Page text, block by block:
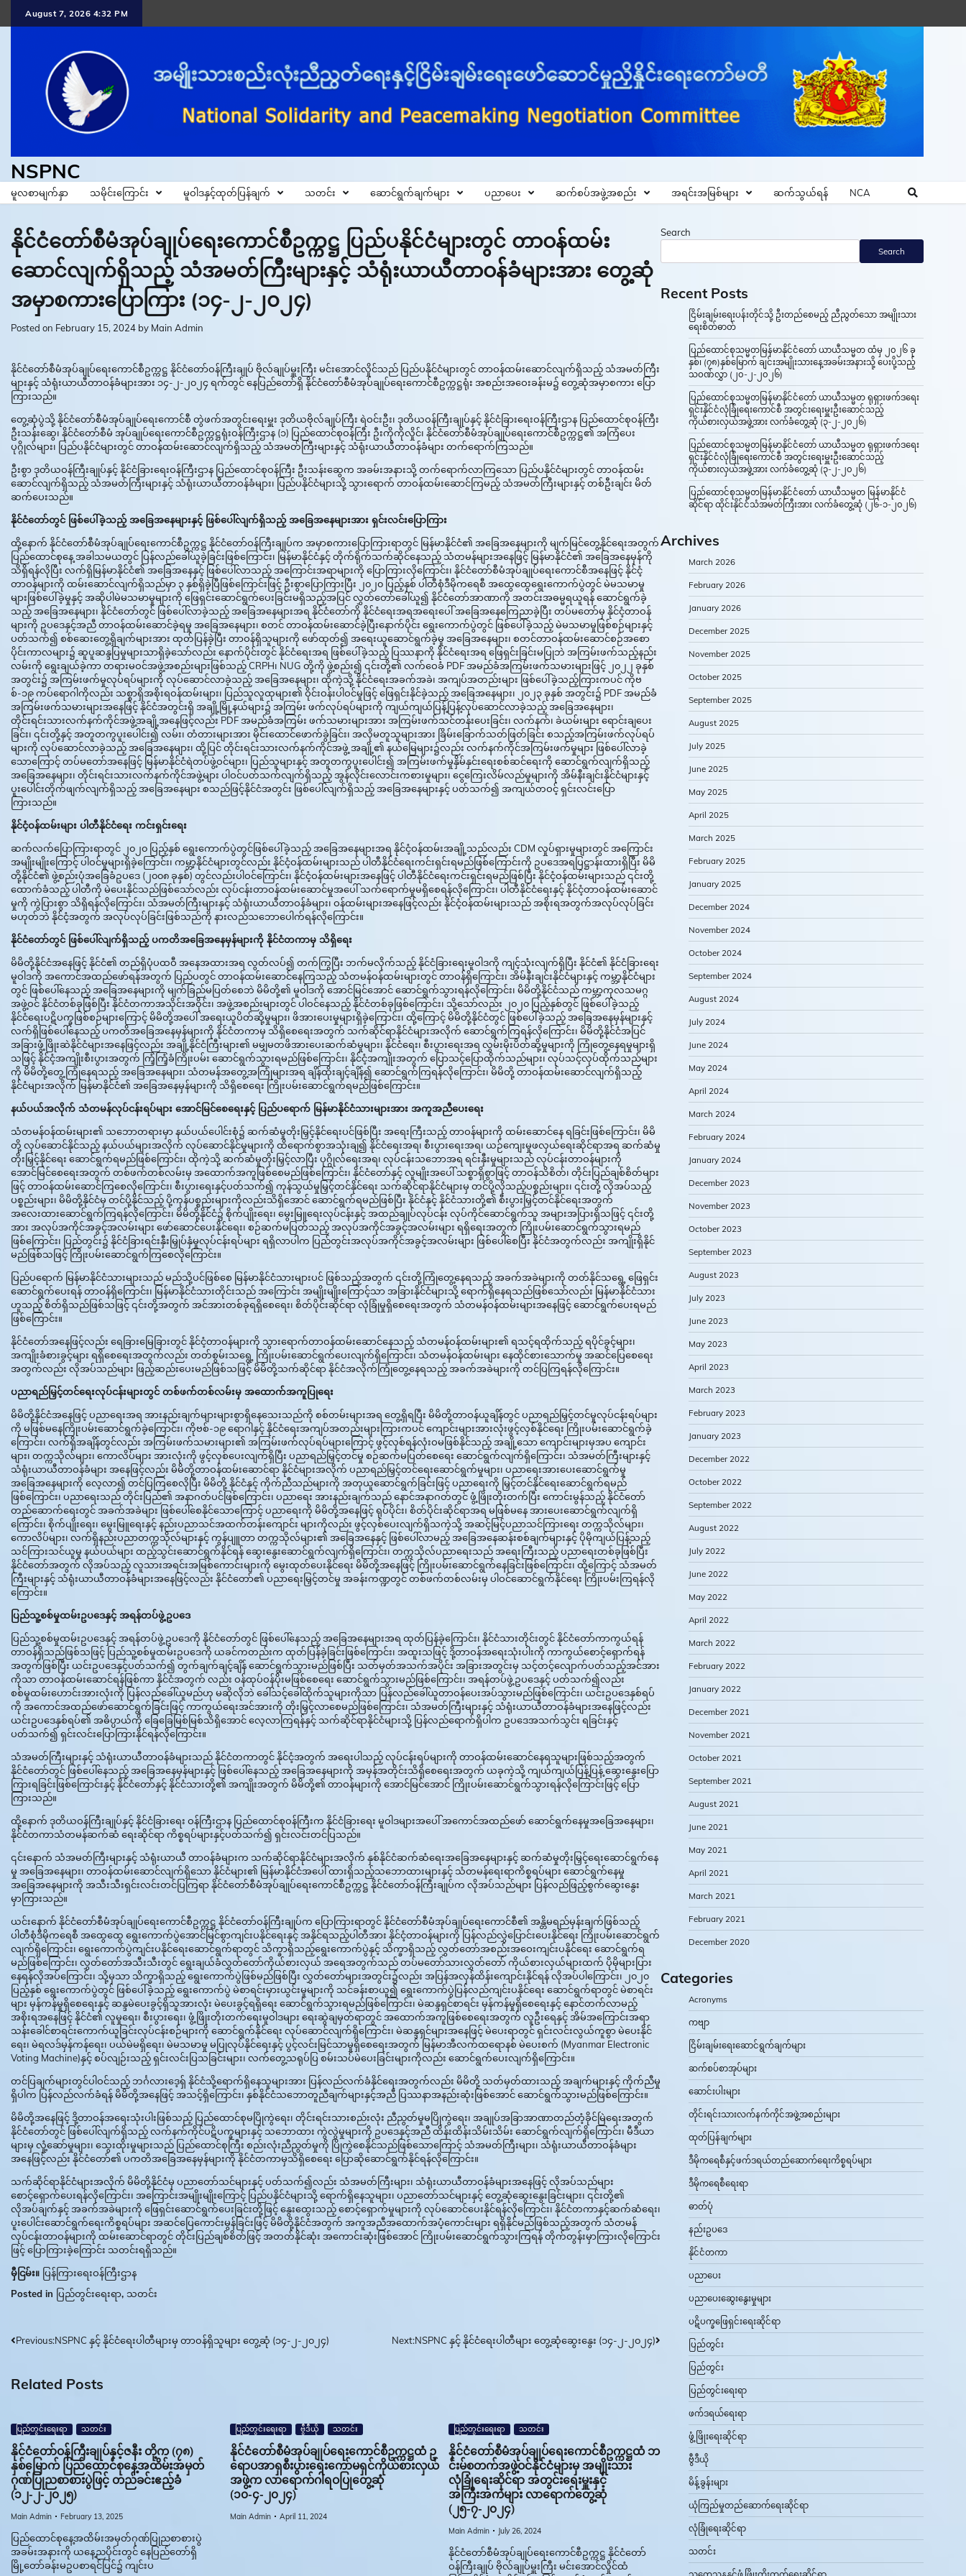
August 7, 2026 4:32 PM
NSPNC
မူလစာမျက်နှာ သမိုင်းကြောင်း မူဝါဒနှင့်ထုတ်ပြန်ချက် သတင်း ဆောင်ရွက်ချက်များ ပညာပေး ဆက်စပ်အဖွဲ့အစည်း အရင်းအမြစ်များ ဆက်သွယ်ရန် NCA
နိုင်ငံတော်စီမံအုပ်ချုပ်ရေးကောင်စီဥက္ကဋ္ဌ ပြည်ပနိုင်ငံများတွင် တာဝန်ထမ်း
ဆောင်လျက်ရှိသည့် သံအမတ်ကြီးများနှင့် သံရုံးယာယီတာဝန်ခံများအား တွေ့ဆုံ
အမှာစကားပြောကြား (၁၄-၂-၂၀၂၄)
Posted on February 15, 2024 by Main Admin
နိုင်ငံတော်စီမံအုပ်ချုပ်ရေးကောင်စီဥက္ကဋ္ဌ နိုင်ငံတော်ဝန်ကြီးချုပ် ဗိုလ်ချုပ်မှူးကြီး မင်းအောင်လှိုင်သည် ပြည်ပနိုင်ငံများတွင် တာဝန်ထမ်းဆောင်လျက်ရှိသည့် သံအမတ်ကြီး
များနှင့် သံရုံးယာယီတာဝန်ခံများအား ၁၄-၂-၂၀၂၄ ရက်တွင် နေပြည်တော်ရှိ နိုင်ငံတော်စီမံအုပ်ချုပ်ရေးကောင်စီဥက္ကဋ္ဌရုံး အစည်းအဝေးခန်းမ၌ တွေ့ဆုံအမှာစကား ပြော
ကြားသည်။
တွေ့ဆုံပွဲသို့ နိုင်ငံတော်စီမံအုပ်ချုပ်ရေးကောင်စီ တွဲဖက်အတွင်းရေးမှူး ဒုတိယဗိုလ်ချုပ်ကြီး ရဲဝင်းဦး၊ ဒုတိယဝန်ကြီးချုပ်နှင့် နိုင်ငံခြားရေးဝန်ကြီးဌာန ပြည်ထောင်စုဝန်ကြီး
ဦးသန်းဆွေ၊ နိုင်ငံတော်စီမံ အုပ်ချုပ်ရေးကောင်စီဥက္ကဋ္ဌရုံးဝန်ကြီးဌာန (၁) ပြည်ထောင်စုဝန်ကြီး ဦးကိုကိုလှိုင်၊ နိုင်ငံတော်စီမံအုပ်ချုပ်ရေးကောင်စီဥက္ကဋ္ဌ၏ အကြံပေး
ပုဂ္ဂိုလ်များ၊ ပြည်ပနိုင်ငံများတွင် တာဝန်ထမ်းဆောင်လျက်ရှိသည့် သံအမတ်ကြီးများနှင့် သံရုံးယာယီတာဝန်ခံများ တက်ရောက်ကြသည်။
ဦးစွာ ဒုတိယဝန်ကြီးချုပ်နှင့် နိုင်ငံခြားရေးဝန်ကြီးဌာန ပြည်ထောင်စုဝန်ကြီး ဦးသန်းဆွေက အခမ်းအနားသို့ တက်ရောက်လာကြသော ပြည်ပနိုင်ငံများတွင် တာဝန်ထမ်း
ဆောင်လျက်ရှိသည့် သံအမတ်ကြီးများနှင့် သံရုံးယာယီတာဝန်ခံများ၊ ပြည်ပနိုင်ငံများသို့ သွားရောက် တာဝန်ထမ်းဆောင်ကြမည့် သံအမတ်ကြီးများနှင့် တစ်ဦးချင်း မိတ်
ဆက်ပေးသည်။
နိုင်ငံတော်တွင် ဖြစ်ပေါ်ခဲ့သည့် အခြေအနေများနှင့် ဖြစ်ပေါ်လျက်ရှိသည့် အခြေအနေများအား ရှင်းလင်းပြောကြား
ထို့နောက် နိုင်ငံတော်စီမံအုပ်ချုပ်ရေးကောင်စီဥက္ကဋ္ဌ နိုင်ငံတော်ဝန်ကြီးချုပ်က အမှာစကားပြောကြားရာတွင် မြန်မာနိုင်ငံ၏ အခြေအနေများကို မျက်မြင်တွေ့နိုင်ရေးအတွက်
ပြည်ထောင်စုနေ့ အခါသမယတွင် ပြန်လည်ခေါ်ယူခဲ့ခြင်းဖြစ်ကြောင်း၊ မြန်မာနိုင်ငံနှင့် တိုက်ရိုက်သက်ဆိုင်နေသည့် သံတမန်များအနေဖြင့် မြန်မာနိုင်ငံ၏ အခြေအနေမှန်ကို
သိရှိရန်လိုပြီး လက်ရှိမြန်မာနိုင်ငံ၏ အခြေအနေနှင့် ဖြစ်ပေါ်လာသည့် အကြောင်းအရာများကို ပြောကြားလိုကြောင်း၊ နိုင်ငံတော်စီမံအုပ်ချုပ်ရေးကောင်စီအနေဖြင့် နိုင်ငံ့
တာဝန်များကို ထမ်းဆောင်လျက်ရှိသည်မှာ ၃ နှစ်ရှိခဲ့ပြီဖြစ်ကြောင်းဖြင့် ဦးစွာပြောကြားပြီး ၂၀၂၀ ပြည့်နှစ် ပါတီစုံဒီမိုကရေစီ အထွေထွေရွေးကောက်ပွဲတွင် မဲမသမာမှု
များဖြစ်ပေါ်ခဲ့မှုနှင့် အဆိုပါမဲမသမာမှုများကို ဖြေရှင်းဆောင်ရွက်ပေးခြင်းမရှိသည့်အပြင် လွှတ်တော်ခေါ်ယူ၍ နိုင်ငံတော်အာဏာကို အတင်းအဓမ္မရယူရန် ဆောင်ရွက်ခဲ့
သည့် အခြေအနေများ၊ နိုင်ငံတော်တွင် ဖြစ်ပေါ်လာခဲ့သည့် အခြေအနေများအရ နိုင်ငံတော်ကို နိုင်ငံရေးအရအရေးပေါ် အခြေအနေကြေညာခဲ့ပြီး တပ်မတော်မှ နိုင်ငံ့တာဝန်
များကို ဥပဒေနှင့်အညီ တာဝန်ထမ်းဆောင်ခဲ့ရမှု အခြေအနေများ၊ စတင် တာဝန်ထမ်းဆောင်ခဲ့ပြီးနောက်ပိုင်း ရွေးကောက်ပွဲတွင် ဖြစ်ပေါ်ခဲ့သည့် မဲမသမာမှုဖြစ်စဉ်များနှင့်
ပတ်သက်၍ စစ်ဆေးတွေ့ရှိချက်များအား ထုတ်ပြန်ခဲ့ပြီး တာဝန်ရှိသူများကို ဖော်ထုတ်၍ အရေးယူဆောင်ရွက်ခဲ့မှု အခြေအနေများ၊ စတင်တာဝန်ထမ်းဆောင်စဉ်အစော
ပိုင်းကာလများ၌ ဆူပူဆန္ဒပြမှုများသာရှိခဲ့သော်လည်း နောက်ပိုင်းတွင် နိုင်ငံရေးအရ ဖြစ်ပေါ်ခဲ့သည့် ပြဿနာကို နိုင်ငံရေးအရ ဖြေရှင်းခြင်းမပြုဘဲ အကြမ်းဖက်သည့်နည်း
လမ်းကို ရွေးချယ်ခဲ့ကာ တရားမဝင်အဖွဲ့အစည်းများဖြစ်သည့် CRPH၊ NUG တို့ကို ဖွဲ့စည်း၍ ၎င်းတို့၏ လက်ဝေခံ PDF အမည်ခံအကြမ်းဖက်သမားများဖြင့် ၂၀၂၂ ခုနှစ်
အတွင်း၌ အကြမ်းဖက်မှုလုပ်ရပ်များကို လုပ်ဆောင်လာခဲ့သည့် အခြေအနေများ၊ ထိုကဲ့သို့ နိုင်ငံရေးအခက်အခဲ၊ အကျပ်အတည်းများ ဖြစ်ပေါ်ခဲ့သည့်ကြားကပင် ကိုဗ
စ်-၁၉ ကပ်ရောဂါကိုလည်း သစ္စာရှိအစိုးရဝန်ထမ်းများ၊ ပြည်သူလူထုများ၏ ဝိုင်းဝန်းပါဝင်မှုဖြင့် ဖြေရှင်းနိုင်ခဲ့သည့် အခြေအနေများ၊ ၂၀၂၃ ခုနှစ် အတွင်း၌ PDF အမည်ခံ
အကြမ်းဖက်သမားများအနေဖြင့် နိုင်ငံအတွင်းရှိ အချို့မြို့နယ်များ၌ အကြမ်း ဖက်လုပ်ရပ်များကို ကျယ်ကျယ်ပြန့်ပြန့်လုပ်ဆောင်လာခဲ့သည့် အခြေအနေများ၊
တိုင်းရင်းသားလက်နက်ကိုင်အဖွဲ့အချို့အနေဖြင့်လည်း PDF အမည်ခံအကြမ်း ဖက်သမားများအား အကြမ်းဖက်သင်တန်းပေးခြင်း၊ လက်နက်၊ ခဲယမ်းများ ရောင်းချပေး
ခြင်း၊ ၎င်းတို့နှင့် အတူတကွပူးပေါင်း၍ လမ်း၊ တံတားများအား မိုင်းထောင်ဖောက်ခွဲခြင်း၊ အလိုမတူသူများအား ခြိမ်းခြောက်သတ်ဖြတ်ခြင်း စသည့်အကြမ်းဖက်လုပ်ရပ်
များကို လုပ်ဆောင်လာခဲ့သည့် အခြေအနေများ၊ ထို့ပြင် တိုင်းရင်းသားလက်နက်ကိုင်အဖွဲ့ အချို့၏ နယ်မြေများ၌လည်း လက်နက်ကိုင်အကြမ်းဖက်မှုများ ဖြစ်ပေါ်လာခဲ့
သောကြောင့် တပ်မတော်အနေဖြင့် မြန်မာနိုင်ငံရဲတပ်ဖွဲ့ဝင်များ၊ ပြည်သူများနှင့် အတူတကွပူးပေါင်း၍ အကြမ်းဖက်မှုနှိမ်နှင်းရေးစစ်ဆင်ရေးကို ဆောင်ရွက်လျက်ရှိသည့်
အခြေအနေများ၊ တိုင်းရင်းသားလက်နက်ကိုင်အဖွဲ့များ ပါဝင်ပတ်သက်လျက်ရှိသည့် အွန်လိုင်းလောင်းကစားမှုများ၊ ငွေကြေးလိမ်လည်မှုများကို အိမ်နီးချင်းနိုင်ငံများနှင့်
ပူးပေါင်းတိုက်ဖျက်လျက်ရှိသည့် အခြေအနေများ စသည်ဖြင့်နိုင်ငံအတွင်း ဖြစ်ပေါ်လျက်ရှိသည့် အခြေအနေများနှင့် ပတ်သက်၍ အကျယ်တဝင့် ရှင်းလင်းပြော
ကြားသည်။
နိုင်ငံ့ဝန်ထမ်းများ ပါတီနိုင်ငံရေး ကင်းရှင်းရေး
ဆက်လက်ပြောကြားရာတွင် ၂၀၂၀ ပြည့်နှစ် ရွေးကောက်ပွဲတွင်ဖြစ်ပေါ်ခဲ့သည့် အခြေအနေများအရ နိုင်ငံ့ဝန်ထမ်းအချို့သည်လည်း CDM လှုပ်ရှားမှုများတွင် အကြောင်း
အမျိုးမျိုးကြောင့် ပါဝင်မှုများရှိခဲ့ကြောင်း၊ ကမ္ဘာ့နိုင်ငံများတွင်လည်း နိုင်ငံ့ဝန်ထမ်းများသည် ပါတီနိုင်ငံရေးကင်းရှင်းရမည်ဖြစ်ကြောင်းကို ဥပဒေအရပြဋ္ဌာန်းထားရှိပြီး မိမိ
တို့နိုင်ငံ၏ ဖွဲ့စည်းပုံအခြေခံဥပဒေ (၂၀၀၈ ခုနှစ်) တွင်လည်းပါဝင်ကြောင်း၊ နိုင်ငံ့ဝန်ထမ်းများအနေဖြင့် ပါတီနိုင်ငံရေးကင်းရှင်းရမည်ဖြစ်ပြီး နိုင်ငံ့ဝန်ထမ်းများသည် ၎င်းတို့
ထောက်ခံသည့် ပါတီကို မဲပေးနိုင်သည်ဖြစ်သော်လည်း လုပ်ငန်းတာဝန်ထမ်းဆောင်မှုအပေါ် သက်ရောက်မှုမရှိစေရန်လိုကြောင်း၊ ပါတီနိုင်ငံရေးနှင့် နိုင်ငံ့တာဝန်ထမ်းဆောင်
မှုကို ကွဲပြားစွာ သိရှိရန်လိုကြောင်း၊ သံအမတ်ကြီးများနှင့် သံရုံးယာယီတာဝန်ခံများ၊ ဝန်ထမ်းများအနေဖြင့်လည်း နိုင်ငံ့ဝန်ထမ်းများသည် အစိုးရအတွက်အလုပ်လုပ်ခြင်း
မဟုတ်ဘဲ နိုင်ငံ့အတွက် အလုပ်လုပ်ခြင်းဖြစ်သည်ကို နားလည်သဘောပေါက်ရန်လိုကြောင်း။
နိုင်ငံတော်တွင် ဖြစ်ပေါ်လျက်ရှိသည့် ပကတိအခြေအနေမှန်များကို နိုင်ငံတကာမှ သိရှိရေး
မိမိတို့နိုင်ငံအနေဖြင့် နိုင်ငံ၏ တည်ရှိပုံပထဝီ အနေအထားအရ လွတ်လပ်၍ တက်ကြွပြီး ဘက်မလိုက်သည့် နိုင်ငံခြားရေးမူဝါဒကို ကျင့်သုံးလျက်ရှိပြီး နိုင်ငံ၏ နိုင်ငံခြားရေး
မူဝါဒကို အကောင်အထည်ဖော်ရန်အတွက် ပြည်ပတွင် တာဝန်ထမ်းဆောင်နေကြသည့် သံတမန်ဝန်ထမ်းများတွင် တာဝန်ရှိကြောင်း၊ အိမ်နီးချင်းနိုင်ငံများနှင့် ကမ္ဘာ့နိုင်ငံများ
တွင် ဖြစ်ပေါ်နေသည့် အခြေအနေများကို မျက်ခြည်မပြတ်စေဘဲ မိမိတို့၏ မူဝါဒကို အောင်မြင်အောင် ဆောင်ရွက်သွားရန်လိုကြောင်း၊ မိမိတို့နိုင်ငံသည် ကမ္ဘာ့ကုလသမဂ္ဂ
အဖွဲ့ဝင် နိုင်ငံတစ်ခုဖြစ်ပြီး နိုင်ငံတကာအသိုင်းအဝိုင်း၊ အဖွဲ့အစည်းများတွင် ပါဝင်နေသည့် နိုင်ငံတစ်ခုဖြစ်ကြောင်း၊ သို့သော်လည်း ၂၀၂၀ ပြည့်နှစ်တွင် ဖြစ်ပေါ်ခဲ့သည့်
နိုင်ငံရေးပဋိပက္ခဖြစ်စဉ်များကြောင့် မိမိတို့အပေါ် အရေးယူပိတ်ဆို့မှုများ၊ ဖိအားပေးမှုများရှိခဲ့ကြောင်း၊ ထို့ကြောင့် မိမိတို့နိုင်ငံတွင် ဖြစ်ပေါ်ခဲ့သည့် အခြေအနေမှန်များနှင့်
လက်ရှိဖြစ်ပေါ်နေသည့် ပကတိအခြေအနေမှန်များကို နိုင်ငံတကာမှ သိရှိစေရေးအတွက် သက်ဆိုင်ရာနိုင်ငံများအလိုက် ဆောင်ရွက်ကြရန်လိုကြောင်း၊ မိမိတို့နိုင်ငံအပြင်
အခြားဖွံ့ဖြိုးဆဲနိုင်ငံများအနေဖြင့်လည်း အချို့နိုင်ငံကြီးများ၏ မမျှမတဖိအားပေးဆက်ဆံမှုများ၊ နိုင်ငံရေး၊ စီးပွားရေးအရ လွှမ်းမိုးပိတ်ဆို့မှုများကို ကြုံတွေ့နေရမှုများရှိ
သဖြင့် နိုင်ငံ့အကျိုးစီးပွားအတွက် ကြံ့ကြံ့ခံကြိုးပမ်း ဆောင်ရွက်သွားရမည်ဖြစ်ကြောင်း၊ နိုင်ငံ့အကျိုးအတွက် ပြောသင့်ပြောထိုက်သည်များ၊ လုပ်သင့်လုပ်ထိုက်သည်များ
ကို မိမိတို့တွေ့ကြုံနေရသည့် အခြေအနေများ၊ သံတမန်အတွေ့အကြုံများအရ ချိန်ထိုးချင့်ချိန်၍ ဆောင်ရွက်ကြရန်လိုကြောင်း၊ မိမိတို့ တာဝန်ထမ်းဆောင်လျက်ရှိသည့်
နိုင်ငံများအလိုက် မြန်မာနိုင်ငံ၏ အခြေအနေမှန်များကို သိရှိစေရေး ကြိုးပမ်းဆောင်ရွက်ရမည်ဖြစ်ကြောင်း။
နယ်ပယ်အလိုက် သံတမန်လုပ်ငန်းရပ်များ အောင်မြင်စေရေးနှင့် ပြည်ပရောက် မြန်မာနိုင်ငံသားများအား အကူအညီပေးရေး
သံတမန်ဝန်ထမ်းများ၏ သဘောတရားမှာ နယ်ပယ်ပေါင်းစုံ၌ ဆက်ဆံမှုတိုးမြှင့်နိုင်ရေးပင်ဖြစ်ပြီး အရေးကြီးသည့် တာဝန်များကို ထမ်းဆောင်နေ ရခြင်းဖြစ်ကြောင်း၊ မိမိ
တို့ လုပ်ဆောင်နိုင်သည့် နယ်ပယ်များအလိုက် လုပ်ဆောင်နိုင်မှုများကို ထိရောက်စွာအသုံးချ၍ နိုင်ငံရေးအရ၊ စီးပွားရေးအရ၊ ယဉ်ကျေးမှုဖလှယ်ရေးဆိုင်ရာအရ ဆက်ဆံမှု
တိုးမြှင့်နိုင်ရေး ဆောင်ရွက်ရမည်ဖြစ်ကြောင်း၊ ထိုကဲ့သို့ ဆက်ဆံမှုတိုးမြှင့်လာပြီး ပုဂ္ဂိုလ်ရေးအရ၊ လုပ်ငန်းသဘောအရ ရင်းနှီးမှုများသည် လုပ်ငန်းတာဝန်များကို
အောင်မြင်စေရေးအတွက် တစ်ဖက်တစ်လမ်းမှ အထောက်အကူဖြစ်စေမည်ဖြစ်ကြောင်း၊ နိုင်ငံတော်နှင့် လူမျိုးအပေါ် သစ္စာရှိစွာဖြင့် တာဝန်သိစိတ်၊ တိုင်းပြည်ချစ်စိတ်များ
ဖြင့် တာဝန်ထမ်းဆောင်ကြစေလိုကြောင်း၊ စီးပွားရေးနှင့်ပတ်သက်၍ ကုန်သွယ်မှုမြှင့်တင်နိုင်ရေး သက်ဆိုင်ရာနိုင်ငံများမှ တင်ပို့လိုသည့်ပစ္စည်းများ၊ ၎င်းတို့ လိုအပ်သည့်
ပစ္စည်းများ၊ မိမိတို့နိုင်ငံမှ တင်ပို့နိုင်သည့် ပို့ကုန်ပစ္စည်းများကိုလည်းသိရှိအောင် ဆောင်ရွက်ရမည်ဖြစ်ပြီး နိုင်ငံနှင့် နိုင်ငံသားတို့၏ စီးပွားမြှင့်တင်နိုင်ရေးအတွက်
အလေးထားဆောင်ရွက်ကြရန်လိုကြောင်း၊ မိမိတို့နိုင်ငံ၌ စိုက်ပျိုးရေး၊ မွေးမြူရေးလုပ်ငန်းနှင့် အထည်ချုပ်လုပ်ငန်း လုပ်ကိုင်ဆောင်ရွက်သူ အများအပြားရှိသဖြင့် ၎င်းတို့
အား အလုပ်အကိုင်အခွင့်အလမ်းများ ဖော်ဆောင်ပေးနိုင်ရေး၊ စဉ်ဆက်မပြတ်သည့် အလုပ်အကိုင်အခွင့်အလမ်းများ ရရှိရေးအတွက် ကြိုးပမ်းဆောင်ရွက်သွားရမည်
ဖြစ်ကြောင်း၊ ပြည်တွင်း၌ နိုင်ငံခြားရင်းနှီးမြှုပ်နှံမှုလုပ်ငန်းရပ်များ ရရှိလာပါက ပြည်တွင်းအလုပ်အကိုင်အခွင့်အလမ်းများ ဖြစ်ပေါ်စေပြီး နိုင်ငံအတွက်လည်း အကျိုးရှိနိုင်
မည်ဖြစ်သဖြင့် ကြိုးပမ်းဆောင်ရွက်ကြစေလိုကြောင်း။
ပြည်ပရောက် မြန်မာနိုင်ငံသားများသည် မည်သို့ပင်ဖြစ်စေ မြန်မာနိုင်ငံသားများပင် ဖြစ်သည့်အတွက် ၎င်းတို့ကြုံတွေ့နေရသည့် အခက်အခဲများကို တတ်နိုင်သရွေ့ ဖြေရှင်း
ဆောင်ရွက်ပေးရန် တာဝန်ရှိကြောင်း၊ မြန်မာနိုင်ငံသားတိုင်းသည် အကြောင်း အမျိုးမျိုးကြောင့်သာ အခြားနိုင်ငံများသို့ ရောက်ရှိနေရသည်ဖြစ်သော်လည်း မြန်မာနိုင်ငံသား
ဟူသည့် စိတ်ရှိသည်ဖြစ်သဖြင့် ၎င်းတို့အတွက် အင်အားတစ်ခုရရှိစေရေး၊ စိတ်ပိုင်းဆိုင်ရာ လုံခြုံမှုရှိစေရေးအတွက် သံတမန်ဝန်ထမ်းများအနေဖြင့် ဆောင်ရွက်ပေးရမည်
ဖြစ်ကြောင်း။
နိုင်ငံတော်အနေဖြင့်လည်း ရေခြားမြေခြားတွင် နိုင်ငံ့တာဝန်များကို သွားရောက်တာဝန်ထမ်းဆောင်နေသည့် သံတမန်ဝန်ထမ်းများ၏ ရသင့်ရထိုက်သည့် ရပိုင်ခွင့်များ၊
အကျိုးခံစားခွင့်များ ရရှိစေရေးအတွက်လည်း တတ်စွမ်းသရွေ့ ကြိုးပမ်းဆောင်ရွက်ပေးလျက်ရှိကြောင်း၊ သံတမန်ဝန်ထမ်းများ နေထိုင်စားသောက်မှု အဆင်ပြေစေရေး
အတွက်လည်း လိုအပ်သည်များ ဖြည့်ဆည်းပေးမည်ဖြစ်သဖြင့် မိမိတို့သက်ဆိုင်ရာ နိုင်ငံအလိုက်ကြုံတွေ့နေရသည့် အခက်အခဲများကို တင်ပြကြရန်လိုကြောင်း။
ပညာရည်မြှင့်တင်ရေးလုပ်ငန်းများတွင် တစ်ဖက်တစ်လမ်းမှ အထောက်အကူပြုရေး
မိမိတို့နိုင်ငံအနေဖြင့် ပညာရေးအရ အားနည်းချက်များများစွာရှိနေသေးသည်ကို စစ်တမ်းများအရ တွေ့ရှိရပြီး မိမိတို့တာဝန်ယူချိန်တွင် ပညာရည်မြှင့်တင်မှုလုပ်ငန်းရပ်များ
ကို မဖြစ်မနေကြိုးပမ်းဆောင်ရွက်ခဲ့ကြောင်း၊ ကိုဗစ်-၁၉ ရောဂါနှင့် နိုင်ငံရေးအကျပ်အတည်းများကြားကပင် ကျောင်းများအားလုံးဖွင့်လှစ်နိုင်ရေး ကြိုးပမ်းဆောင်ရွက်ခဲ့
ကြောင်း၊ လက်ရှိအချိန်တွင်လည်း အကြမ်းဖက်သမားများ၏ အကြမ်းဖက်လုပ်ရပ်များကြောင့် ဖွင့်လှစ်ရန်လုံးဝမဖြစ်နိုင်သည့် အချို့သော ကျောင်းများမှအပ ကျောင်း
များ၊ တက္ကသိုလ်များ၊ ကောလိပ်များ အားလုံးကို ဖွင့်လှစ်ပေးလျက်ရှိပြီး ပညာရည်မြှင့်တင်မှု စဉ်ဆက်မပြတ်စေရေး ဆောင်ရွက်လျက်ရှိကြောင်း၊ သံအမတ်ကြီးများနှင့်
သံရုံးယာယီတာဝန်ခံများ အနေဖြင့်လည်း မိမိတို့တာဝန်ထမ်းဆောင်ရာ နိုင်ငံများအလိုက် ပညာရည်မြှင့်တင်ရေးဆောင်ရွက်မှုများ၊ ပညာရေးအားပေးဆောင်ရွက်မှု
အခြေအနေများကို လေ့လာ၍ တင်ပြကြစေလိုပြီး မိမိတို့ နိုင်ငံနှင့် ကိုက်ညီသည်များကို အတုယူဆောင်ရွက်ခြင်းဖြင့် ပညာရေးကို မြှင့်တင်နိုင်ရေးဆောင်ရွက်ရမည်
ဖြစ်ကြောင်း၊ ပညာရေးသည် တိုင်းပြည်၏ အနာဂတ်ပင်ဖြစ်ကြောင်း၊ ပညာရေး အားနည်းချက်သည် နောင်အနာဂတ်တွင် ဖွံ့ဖြိုးတိုးတက်ပြီး ကောင်းမွန်သည့် နိုင်ငံတော်
တည်ဆောက်ရေးတွင် အခက်အခဲများ ဖြစ်ပေါ်စေနိုင်သောကြောင့် ပညာရေးကို မိမိတို့အနေဖြင့် ရုပ်ပိုင်း၊ စိတ်ပိုင်းဆိုင်ရာအရ မဖြစ်မနေ အားပေးဆောင်ရွက်လျက်ရှိ
ကြောင်း၊ စိုက်ပျိုးရေး၊ မွေးမြူရေးနှင့် နည်းပညာသင်အထက်တန်းကျောင်း များကိုလည်း ဖွင့်လှစ်ပေးလျက်ရှိသကဲ့သို့ အဆင့်မြင့်ပညာသင်ကြားရေး တက္ကသိုလ်များ၊
ကောလိပ်များ၊ လက်ရှိနည်းပညာတက္ကသိုလ်များနှင့် ကွန်ပျူတာ တက္ကသိုလ်များ၏ အခြေအနေနှင့် ဖြစ်ပေါ်လာမည့် အခြေအနေဆန်းစစ်ချက်များနှင့် ပိုမိုကျယ်ပြန့်သည့်
သင်ကြားသင်ယူမှု နယ်ပယ်များ ထည့်သွင်းဆောင်ရွက်နိုင်ရန် ဆွေးနွေးဆောင်ရွက်လျက်ရှိကြောင်း၊ တက္ကသိုလ်ပညာရေးသည် အရေးကြီးသည့် ပညာရေးတစ်ခုဖြစ်ပြီး
နိုင်ငံတော်အတွက် လိုအပ်သည့် လူသားအရင်းအမြစ်ကောင်းများကို မွေးထုတ်ပေးနိုင်ရေး မိမိတို့အနေဖြင့် ကြိုးပမ်းဆောင်ရွက်နေခြင်းဖြစ်ကြောင်း၊ ထို့ကြောင့် သံအမတ်
ကြီးများနှင့် သံရုံးယာယီတာဝန်ခံများအနေဖြင့်လည်း နိုင်ငံတော်၏ ပညာရေးမြှင့်တင်မှု အခန်းကဏ္ဍတွင် တစ်ဖက်တစ်လမ်းမှ ပါဝင်ဆောင်ရွက်နိုင်ရေး ကြိုးပမ်းကြရန်လို
ကြောင်း။
ပြည်သူ့စစ်မှုထမ်းဥပဒေနှင့် အရန်တပ်ဖွဲ့ဥပဒေ
ပြည်သူ့စစ်မှုထမ်းဥပဒေနှင့် အရန်တပ်ဖွဲ့ဥပဒေကို နိုင်ငံတော်တွင် ဖြစ်ပေါ်နေသည့် အခြေအနေများအရ ထုတ်ပြန်ခဲ့ကြောင်း၊ နိုင်ငံသားတိုင်းတွင် နိုင်ငံတော်ကာကွယ်ရန်
တာဝန်ရှိသည်ဖြစ်သဖြင့် ပြည်သူ့စစ်မှုထမ်းဥပဒေကို ယခင်ကတည်းက ထုတ်ပြန်ခဲ့ခြင်းဖြစ်ကြောင်း၊ အထူးသဖြင့် ဒို့တာဝန်အရေးသုံးပါးကို ကာကွယ်စောင့်ရှောက်ရန်
အတွက်ဖြစ်ပြီး ယင်းဥပဒေနှင့်ပတ်သက်၍ တွက်ချက်ချင့်ချိန် ဆောင်ရွက်သွားမည်ဖြစ်ပြီး သတ်မှတ်အသက်အပိုင်း အခြားအတွင်းမှ သင့်တင့်လျောက်ပတ်သည့်အင်အား
ကိုသာ တာဝန်ထမ်းဆောင်ရန်ဖြစ်ကာ နိုင်ငံအတွက် လည်း ဝန်ထုပ်ဝန်ပိုးမဖြစ်စေရေး ဆောင်ရွက်သွားမည်ဖြစ်ကြောင်း၊ အရန်တပ်ဖွဲ့ဥပဒေနှင့် ပတ်သက်၍လည်း
စစ်မှုထမ်းဟောင်းအားလုံးကို ပြန်လည်ခေါ်ယူမည်ဟု မဆိုလိုဘဲ ခေါ်သင့်ခေါ်ထိုက်သူများကိုသာ ပြန်လည်ခေါ်ယူတာဝန်ပေးအပ်သွားမည်ဖြစ်ကြောင်း၊ ယင်းဥပဒေနှစ်ရပ်
ကို အကောင်အထည်ဖော်ဆောင်ရွက်ခြင်းဖြင့် ကာကွယ်ရေးအင်အားကို တိုးမြှင့်လာစေမည်ဖြစ်ကြောင်း၊ သံအမတ်ကြီးများနှင့် သံရုံးယာယီတာဝန်ခံများအနေဖြင့်လည်း
ယင်းဥပဒေနှစ်ရပ်၏ အဓိပ္ပာယ်ကို ခြေခြေမြစ်မြစ်သိရှိအောင် လေ့လာကြရန်နှင့် သက်ဆိုင်ရာနိုင်ငံများသို့ ပြန်လည်ရောက်ရှိပါက ဥပဒေအသက်သွင်း ရခြင်းနှင့်
ပတ်သက်၍ ရှင်းလင်းပြောကြားနိုင်ရန်လိုကြောင်း။
သံအမတ်ကြီးများနှင့် သံရုံးယာယီတာဝန်ခံများသည် နိုင်ငံတကာတွင် နိုင်ငံ့အတွက် အရေးပါသည့် လုပ်ငန်းရပ်များကို တာဝန်ထမ်းဆောင်နေရသူများဖြစ်သည့်အတွက်
နိုင်ငံတော်တွင် ဖြစ်ပေါ်နေသည့် အခြေအနေမှန်များနှင့် ဖြစ်ပေါ်နေသည့် အခြေအနေများကို အမှန်အတိုင်းသိရှိစေရေးအတွက် ယခုကဲ့သို့ ကျယ်ကျယ်ပြန့်ပြန့် ဆွေးနွေးပြော
ကြားရခြင်းဖြစ်ကြောင်းနှင့် နိုင်ငံတော်နှင့် နိုင်ငံသားတို့၏ အကျိုးအတွက် မိမိတို့၏ တာဝန်များကို အောင်မြင်အောင် ကြိုးပမ်းဆောင်ရွက်သွားရန်လိုကြောင်းဖြင့် ပြော
ကြားသည်။
ထို့နောက် ဒုတိယဝန်ကြီးချုပ်နှင့် နိုင်ငံခြားရေး ဝန်ကြီးဌာန ပြည်ထောင်စုဝန်ကြီးက နိုင်ငံခြားရေး မူဝါဒများအပေါ် အကောင်အထည်ဖော် ဆောင်ရွက်နေမှုအခြေအနေများ၊
နိုင်ငံတကာသံတမန်ဆက်ဆံ ရေးဆိုင်ရာ ကိစ္စရပ်များနှင့်ပတ်သက်၍ ရှင်းလင်းတင်ပြသည်။
၎င်းနောက် သံအမတ်ကြီးများနှင့် သံရုံးယာယီ တာဝန်ခံများက သက်ဆိုင်ရာနိုင်ငံများအလိုက် နှစ်နိုင်ငံဆက်ဆံရေးအခြေအနေများနှင့် ဆက်ဆံမှုတိုးမြှင့်ရေးဆောင်ရွက်နေ
မှု အခြေအနေများ၊ တာဝန်ထမ်းဆောင်လျက်ရှိသော နိုင်ငံများ၏ မြန်မာနိုင်ငံအပေါ် ထားရှိသည့်သဘောထားများနှင့် သံတမန်ရေးရာကိစ္စရပ်များ ဆောင်ရွက်နေမှု
အခြေအနေများကို အသီးသီးရှင်းလင်းတင်ပြကြရာ နိုင်ငံတော်စီမံအုပ်ချုပ်ရေးကောင်စီဥက္ကဋ္ဌ နိုင်ငံတော်ဝန်ကြီးချုပ်က လိုအပ်သည်များ ပြန်လည်ဖြည့်စွက်ဆွေးနွေး
မှာကြားသည်။
ယင်းနောက် နိုင်ငံတော်စီမံအုပ်ချုပ်ရေးကောင်စီဥက္ကဋ္ဌ နိုင်ငံတော်ဝန်ကြီးချုပ်က ပြောကြားရာတွင် နိုင်ငံတော်စီမံအုပ်ချုပ်ရေးကောင်စီ၏ အန္တိမရည်မှန်းချက်ဖြစ်သည့်
ပါတီစုံဒီမိုကရေစီ အထွေထွေ ရွေးကောက်ပွဲအောင်မြင်စွာကျင်းပနိုင်ရေးနှင့် အနိုင်ရသည့်ပါတီအား နိုင်ငံ့တာဝန်များကို ပြန်လည်လွှဲပြောင်းပေးနိုင်ရေး ကြိုးပမ်းဆောင်ရွက်
လျက်ရှိကြောင်း၊ ရွေးကောက်ပွဲကျင်းပနိုင်ရေးဆောင်ရွက်ရာတွင် သိက္ခာရှိသည့်ရွေးကောက်ပွဲနှင့် သိက္ခာရှိသည့် လွှတ်တော်အစည်းအဝေးကျင်းပနိုင်ရေး ဆောင်ရွက်ရ
မည်ဖြစ်ကြောင်း၊ လွှတ်တော်အသီးသီးတွင် ရွေးချယ်ခံလွှတ်တော်ကိုယ်စားလှယ် အရေအတွက်သည် တပ်မတော်သားလွှတ်တော် ကိုယ်စားလှယ်များထက် ပိုမိုများပြား
နေရန်လိုအပ်ကြောင်း၊ သို့မှသာ သိက္ခာရှိသည့် ရွေးကောက်ပွဲဖြစ်မည်ဖြစ်ပြီး လွှတ်တော်များအတွင်း၌လည်း အပြန်အလှန်ထိန်းကျောင်းနိုင်ရန် လိုအပ်ပါကြောင်း၊ ၂၀၂၀
ပြည့်နှစ် ရွေးကောက်ပွဲတွင် ဖြစ်ပေါ်ခဲ့သည့် ရွေးကောက်ပွဲ မဲစာရင်းမှားယွင်းမှုများကို သင်ခန်းစာယူ၍ ရွေးကောက်ပွဲပြန်လည်ကျင်းပနိုင်ရေး ဆောင်ရွက်ရာတွင် မဲစာရင်း
များ မှန်ကန်မှုရှိစေရေးနှင့် ဆန္ဒမဲပေးခွင့်ရှိသူအားလုံး မဲပေးခွင့်ရရှိရေး ဆောင်ရွက်သွားရမည်ဖြစ်ကြောင်း၊ မဲဆန္ဒရှင်စာရင်း မှန်ကန်မှုရှိစေရေးနှင့် နောင်တက်လာမည့်
အစိုးရအနေဖြင့် နိုင်ငံ၏ လူမှုရေး၊ စီးပွားရေး၊ ဖွံ့ဖြိုးတိုးတက်ရေးမူဝါဒများ ရေးဆွဲချမှတ်ရာတွင် အထောက်အကူဖြစ်စေရေးအတွက် လူဦးရေနှင့် အိမ်အကြောင်းအရာ
သန်းခေါင်စာရင်းကောက်ယူခြင်းလုပ်ငန်းစဉ်များကို ဆောင်ရွက်နိုင်ရေး လုပ်ဆောင်လျက်ရှိကြောင်း၊ မဲဆန္ဒရှင်များအနေဖြင့် မဲပေးရာတွင် ရှင်းလင်းလွယ်ကူစွာ မဲပေးနိုင်
ရေး၊ မဲရလဒ်မှန်ကန်ရေး၊ ပယ်မဲမရှိရေး၊ မဲမသမာမှု မပြုလုပ်နိုင်ရေးနှင့် ပွင့်လင်းမြင်သာမှုရှိစေရေးအတွက် မြန်မာအီလက်ထရောနစ် မဲပေးစက် (Myanmar Electronic
Voting Machine)နှင့် စပ်လျဉ်းသည့် ရှင်းလင်းပြသခြင်းများ၊ လက်တွေ့သရုပ်ပြ စမ်းသပ်မဲပေးခြင်းများကိုလည်း ဆောင်ရွက်ပေးလျက်ရှိကြောင်း။
တင်ပြချက်များတွင်ပါဝင်သည့် ဘင်္ဂလားဒေ့ရှ် နိုင်ငံသို့ရောက်ရှိနေသူများအား ပြန်လည်လက်ခံနိုင်ရေးအတွက်လည်း မိမိတို့ သတ်မှတ်ထားသည့် အချက်များနှင့် ကိုက်ညီမှု
ရှိပါက ပြန်လည်လက်ခံရန် မိမိတို့အနေဖြင့် အသင့်ရှိကြောင်း၊ နှစ်နိုင်ငံသဘောတူညီချက်များနှင့်အညီ ပြဿနာအနည်းဆုံးဖြစ်အောင် ဆောင်ရွက်သွားမည်ဖြစ်ကြောင်း။
မိမိတို့အနေဖြင့် ဒို့တာဝန်အရေးသုံးပါးဖြစ်သည့် ပြည်ထောင်စုမပြိုကွဲရေး၊ တိုင်းရင်းသားစည်းလုံး ညီညွတ်မှုမပြိုကွဲရေး၊ အချုပ်အခြာအာဏာတည်တံ့ခိုင်မြဲရေးအတွက်
နိုင်ငံတော်တွင် ဖြစ်ပေါ်လျက်ရှိသည့် လက်နက်ကိုင်ပဋိပက္ခများနှင့် သဘောထား ကွဲလွဲမှုများကို ဥပဒေနှင့်အညီ ထိန်းထိန်းသိမ်းသိမ်း ဆောင်ရွက်လျက်ရှိကြောင်း၊ မီဒီယာ
များမှ လှုံ့ဆော်မှုများ၊ သွေးထိုးမှုများသည် ပြည်ထောင်စုကြီး စည်းလုံးညီညွတ်မှုကို ပြိုကွဲစေနိုင်သည်ဖြစ်သောကြောင့် သံအမတ်ကြီးများ၊ သံရုံးယာယီတာဝန်ခံများ
အနေဖြင့်လည်း နိုင်ငံတော်၏ ပကတိအခြေအနေမှန်များကို နိုင်ငံတကာမှသိရှိစေရေး ပြောဆိုဆောင်ရွက်နိုင်ရန်လိုကြောင်း။
သက်ဆိုင်ရာနိုင်ငံများအလိုက် မိမိတို့နိုင်ငံမှ ပညာတော်သင်များနှင့် ပတ်သက်၍လည်း သံအမတ်ကြီးများ၊ သံရုံးယာယီတာဝန်ခံများအနေဖြင့် လိုအပ်သည်များ
စောင့်ရှောက်ပေးရန်လိုကြောင်း၊ အကြောင်းအမျိုးမျိုးကြောင့် ပြည်ပနိုင်ငံများသို့ ရောက်ရှိနေသူများ၊ ပညာတော်သင်များနှင့် တွေ့ဆုံဆွေးနွေးခြင်းများ၊ ၎င်းတို့၏
လိုအပ်ချက်နှင့် အခက်အခဲများကို ဖြေရှင်းဆောင်ရွက်ပေးခြင်းတို့ဖြင့် နွေးထွေးသည့် စောင့်ရှောက်မှုများကို လုပ်ဆောင်ပေးနိုင်ရန်လိုကြောင်း၊ နိုင်ငံတကာနှင့်ဆက်ဆံရေး၊
ပူးပေါင်းဆောင်ရွက်ရေးကိစ္စရပ်များ အဆင်ပြေကောင်းမွန်ခြင်းဖြင့် မိမိတို့နိုင်ငံအတွက် အကူအညီအထောက်အပံ့ကောင်းများ ရရှိနိုင်မည်ဖြစ်သည့်အတွက် သံတမန်
လုပ်ငန်းတာဝန်များကို ထမ်းဆောင်ရာတွင် တိုင်းပြည်ချစ်စိတ်ဖြင့် အတတ်နိုင်ဆုံး အကောင်းဆုံးဖြစ်အောင် ကြိုးပမ်းဆောင်ရွက်သွားကြရန် တိုက်တွန်းမှာကြားလိုကြောင်း
ဖြင့် ပြောကြားခဲ့ကြောင်း သတင်းရရှိသည်။
မှီငြမ်း။ ပြန်ကြားရေးဝန်ကြီးဌာန
Posted in ပြည်တွင်းရေးရာ, သတင်း
Post
Previous:NSPNC နှင့် နိုင်ငံရေးပါတီများမှ တာဝန်ရှိသူများ တွေ့ဆုံ (၁၄-၂-၂၀၂၄) Next:NSPNC နှင့် နိုင်ငံရေးပါတီများ တွေ့ဆုံဆွေးနွေး (၁၄-၂-၂၀၂၄)
Related Posts
ပြည်တွင်းရေးရာ သတင်း
နိုင်ငံတော်ဝန်ကြီးချုပ်နှင့်ဇနီး တို့က (၇၈)
နှစ်မြောက် ပြည်ထောင်စုနေ့အထိမ်းအမှတ်
ဂုဏ်ပြုညစာစားပွဲဖြင့် တည်ခင်းဧည့်ခံ
(၁၂-၂-၂၀၂၅)
Main Admin February 13, 2025
ပြည်ထောင်စုနေ့အထိမ်းအမှတ်ဂုဏ်ပြုညစာစားပွဲ
အခမ်းအနားကို ယနေ့ညပိုင်းတွင် နေပြည်တော်ရှိ
မြို့တော်ခန်းမဥပစာရင်ပြင်၌ ကျင်းပ
ပြည်တွင်းရေးရာ ဗွီဒီယို သတင်း
နိုင်ငံတော်စီမံအုပ်ချုပ်ရေးကောင်စီဥက္ကဋ္ဌထံ ဥ
ရောပအာရှစီးပွားရေးကော်မရှင်ကိုယ်စားလှယ်
အဖွဲ့က လာရောက်ဂါရဝပြုတွေ့ဆုံ
(၁၀-၄-၂၀၂၄)
Main Admin April 11, 2024
ပြည်တွင်းရေးရာ သတင်း
နိုင်ငံတော်စီမံအုပ်ချုပ်ရေးကောင်စီဥက္ကဋ္ဌထံ ဘ
င်းမ်စတက်အဖွဲ့ဝင်နိုင်ငံများမှ အမျိုးသား
လုံခြုံရေးဆိုင်ရာ အတွင်းရေးမှူးနှင့်
အကြီးအကဲများ လာရောက်တွေ့ဆုံ
(၂၅-၇-၂၀၂၄)
Main Admin July 26, 2024
နိုင်ငံတော်စီမံအုပ်ချုပ်ရေးကောင်စီဥက္ကဋ္ဌ နိုင်ငံတော်
ဝန်ကြီးချုပ် ဗိုလ်ချုပ်မှူးကြီး မင်းအောင်လှိုင်ထံ
Search
Search
Recent Posts
ငြိမ်းချမ်းရေးပန်းတိုင်သို့ ဦးတည်စေမည့် ညီညွတ်သော အမျိုးသား
ရေးစိတ်ဓာတ်
ပြည်ထောင်စုသမ္မတမြန်မာနိုင်ငံတော် ယာယီသမ္မတ ထံမှ ၂၀၂၆ ခု
နှစ်၊ (၇၈)နှစ်မြောက် ချင်းအမျိုးသားနေ့အခမ်းအနားသို့ ပေးပို့သည့်
သဝဏ်လွှာ (၂၀-၂-၂၀၂၆)
ပြည်ထောင်စုသမ္မတမြန်မာနိုင်ငံတော် ယာယီသမ္မတ ရုရှားဖက်ဒရေး
ရှင်းနိုင်ငံလုံခြုံရေးကောင်စီ အတွင်းရေးမှူးဦးဆောင်သည့်
ကိုယ်စားလှယ်အဖွဲ့အား လက်ခံတွေ့ဆုံ (၃-၂-၂၀၂၆)
ပြည်ထောင်စုသမ္မတမြန်မာနိုင်ငံတော် ယာယီသမ္မတ ရုရှားဖက်ဒရေး
ရှင်းနိုင်ငံလုံခြုံရေးကောင်စီ အတွင်းရေးမှူးဦးဆောင်သည့်
ကိုယ်စားလှယ်အဖွဲ့အား လက်ခံတွေ့ဆုံ (၃-၂-၂၀၂၆)
ပြည်ထောင်စုသမ္မတမြန်မာနိုင်ငံတော် ယာယီသမ္မတ မြန်မာနိုင်ငံ
ဆိုင်ရာ ထိုင်းနိုင်ငံသံအမတ်ကြီးအား လက်ခံတွေ့ဆုံ (၂၆-၁-၂၀၂၆)
Archives
March 2026
February 2026
January 2026
December 2025
November 2025
October 2025
September 2025
August 2025
July 2025
June 2025
May 2025
April 2025
March 2025
February 2025
January 2025
December 2024
November 2024
October 2024
September 2024
August 2024
July 2024
June 2024
May 2024
April 2024
March 2024
February 2024
January 2024
December 2023
November 2023
October 2023
September 2023
August 2023
July 2023
June 2023
May 2023
April 2023
March 2023
February 2023
January 2023
December 2022
October 2022
September 2022
August 2022
July 2022
June 2022
May 2022
April 2022
March 2022
February 2022
January 2022
December 2021
November 2021
October 2021
September 2021
August 2021
June 2021
May 2021
April 2021
March 2021
February 2021
December 2020
Categories
Acronyms
ကဗျာ
ငြိမ်းချမ်းရေးဆောင်ရွက်ချက်များ
ဆက်စပ်စာအုပ်များ
ဆောင်းပါးများ
တိုင်းရင်းသားလက်နက်ကိုင်အဖွဲ့အစည်းများ
ထုတ်ပြန်ချက်များ
ဒီမိုကရေစီနှင့်ဖက်ဒရယ်တည်ဆောက်‌ရေးကိစ္စရပ်များ
ဒီမိုကရေစီရေးရာ
ဓာတ်ပုံ
နည်းဥပဒေ
နိုင်ငံတကာ
ပညာပေး
ပညာပေးဆွေးနွေးမှုများ
ပဋိပက္ခဖြေရှင်းရေးဆိုင်ရာ
ပြည်တွင်း
ပြည်တွင်း
ပြည်တွင်းရေးရာ
ဖက်ဒရယ်ရေးရာ
ဖွံ့ဖြိုးရေးဆိုင်ရာ
ဗွီဒီယို
မိန့်ခွန်းများ
ယုံကြည်မှုတည်ဆောက်ရေးဆိုင်ရာ
လုံခြုံရေးဆိုင်ရာ
သတင်း